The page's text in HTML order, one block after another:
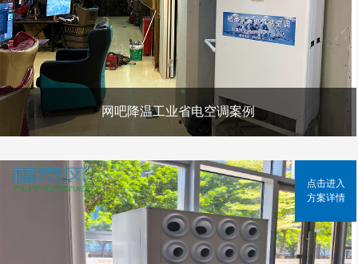
网吧降温工业省电空调案例
点击进入
方案详情